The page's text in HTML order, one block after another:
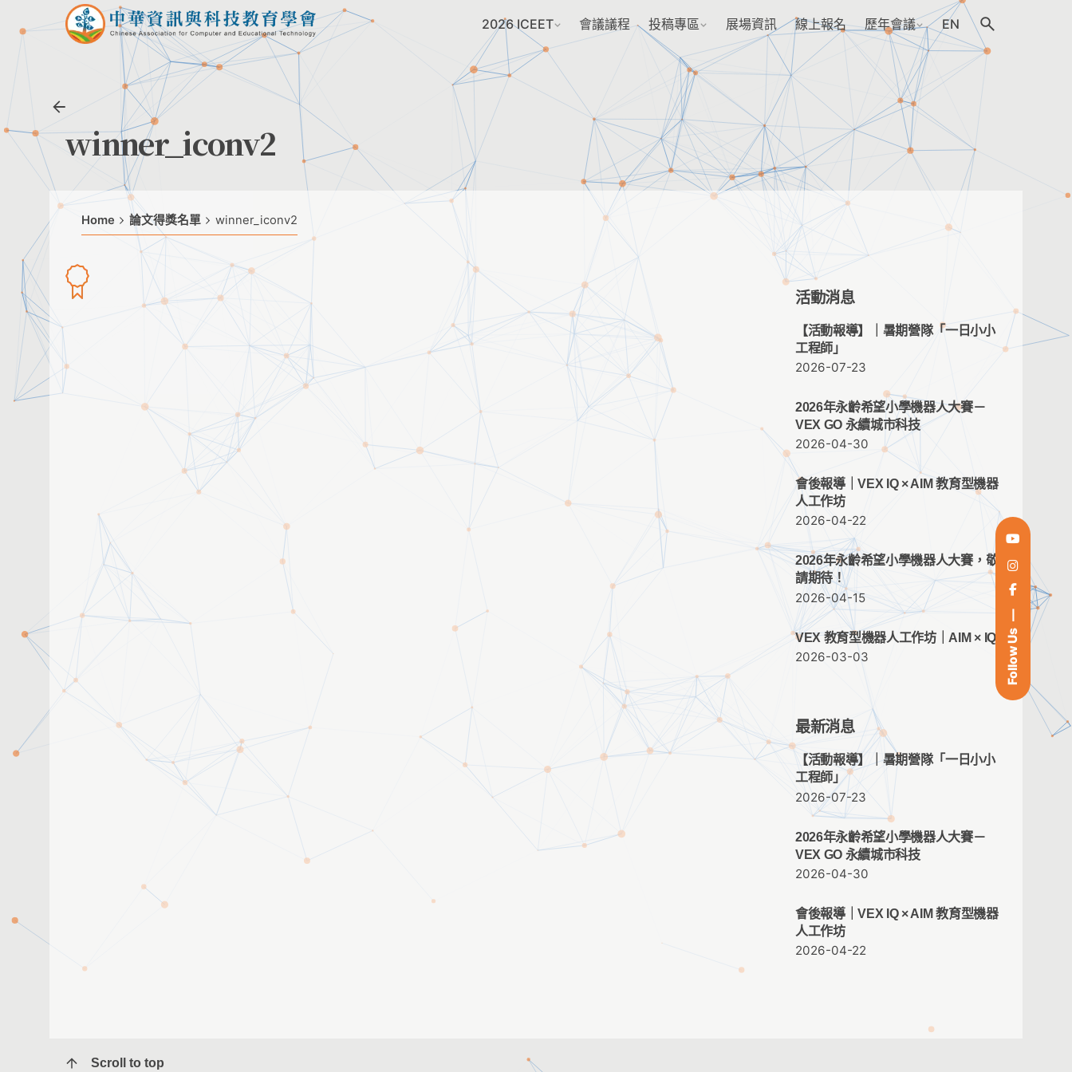
Follow Us
2026 ICEET 會議議程 投稿專區 展場資訊 線上報名 歷年會議 EN
winner_iconv2
Home 論文得獎名單 winner_iconv2
活動消息
【活動報導】｜暑期營隊「一日小小
工程師」
2026-07-23
2026年永齡希望小學機器人大賽－
VEX GO 永續城市科技
2026-04-30
會後報導｜VEX IQ × AIM 教育型機器
人工作坊
2026-04-22
2026年永齡希望小學機器人大賽，敬
請期待！
2026-04-15
VEX 教育型機器人工作坊｜AIM × IQ
2026-03-03
最新消息
【活動報導】｜暑期營隊「一日小小
工程師」
2026-07-23
2026年永齡希望小學機器人大賽－
VEX GO 永續城市科技
2026-04-30
會後報導｜VEX IQ × AIM 教育型機器
人工作坊
2026-04-22
Scroll to top